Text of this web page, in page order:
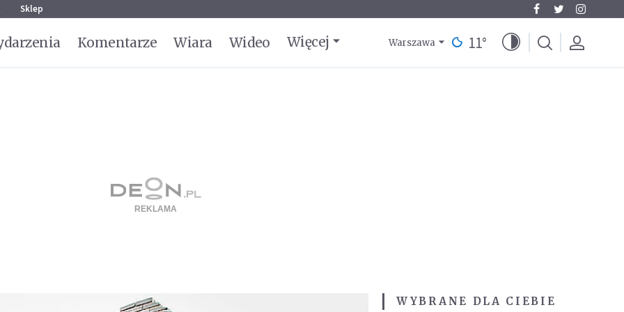
Sklep
Komentarze Wiara Wideo Więcej Warszawa 11°
WYBRANE DLA CIEBIE